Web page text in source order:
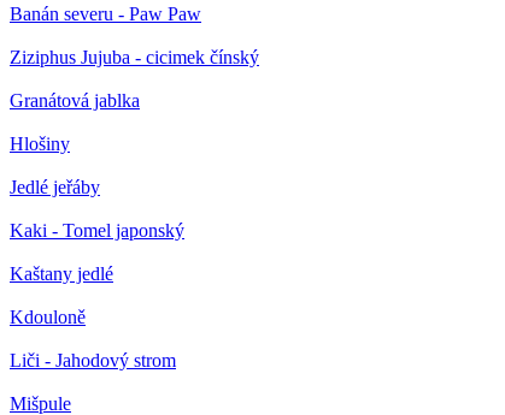
Banán severu - Paw Paw
Ziziphus Jujuba - cicimek čínský
Granátová jablka
Hlošiny
Jedlé jeřáby
Kaki - Tomel japonský
Kaštany jedlé
Kdouloně
Liči - Jahodový strom
Mišpule